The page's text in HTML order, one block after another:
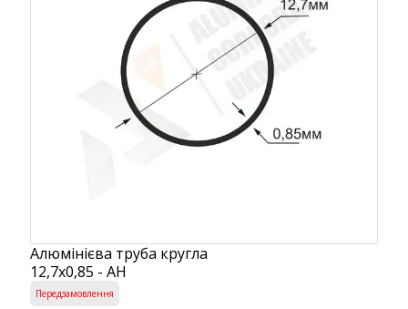
Алюмінієва труба кругла
12,7х0,85 - АН
Передзамовлення